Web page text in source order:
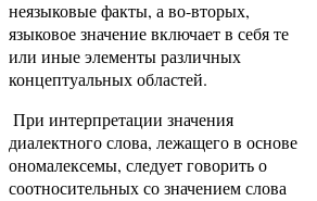
неязыковые факты, а во-вторых,
языковое значение включает в себя те
или иные элементы различных
концептуальных областей.
При интерпретации значения
диалектного слова, лежащего в основе
ономалексемы, следует говорить о
соотносительных со значением слова